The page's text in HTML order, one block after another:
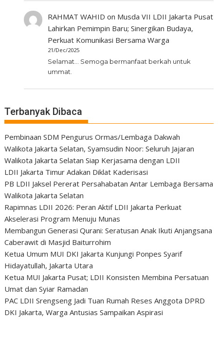
RAHMAT WAHID on Musda VII LDII Jakarta Pusat
Lahirkan Pemimpin Baru; Sinergikan Budaya,
Perkuat Komunikasi Bersama Warga
21/Dec/2025
Selamat... Semoga bermanfaat berkah untuk
ummat.
Terbanyak Dibaca
Pembinaan SDM Pengurus Ormas/Lembaga Dakwah
Walikota Jakarta Selatan, Syamsudin Noor: Seluruh Jajaran
Walikota Jakarta Selatan Siap Kerjasama dengan LDII
LDII Jakarta Timur Adakan Diklat Kaderisasi
PB LDII Jaksel Pererat Persahabatan Antar Lembaga Bersama
Walikota Jakarta Selatan
Rapimnas LDII 2026: Peran Aktif LDII Jakarta Perkuat
Akselerasi Program Menuju Munas
Membangun Generasi Qurani: Seratusan Anak Ikuti Anjangsana
Caberawit di Masjid Baiturrohim
Ketua Umum MUI DKI Jakarta Kunjungi Ponpes Syarif
Hidayatullah, Jakarta Utara
Ketua MUI Jakarta Pusat; LDII Konsisten Membina Persatuan
Umat dan Syiar Ramadan
PAC LDII Srengseng Jadi Tuan Rumah Reses Anggota DPRD
DKI Jakarta, Warga Antusias Sampaikan Aspirasi